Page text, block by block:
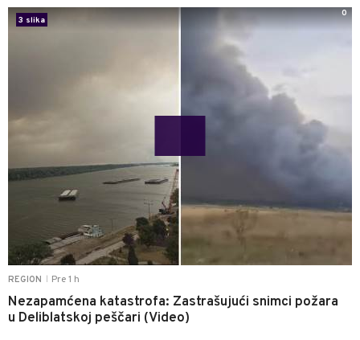
REGION Pre 1 h
Nezapamćena katastrofa: Zastrašujući snimci požara
u Deliblatskoj peščari (Video)
3 slika
0